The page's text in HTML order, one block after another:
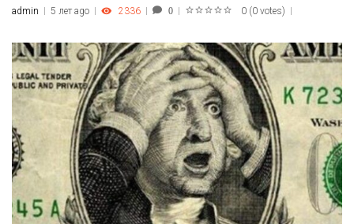
admin
5 лет ago 2336 0 0 (0 votes)